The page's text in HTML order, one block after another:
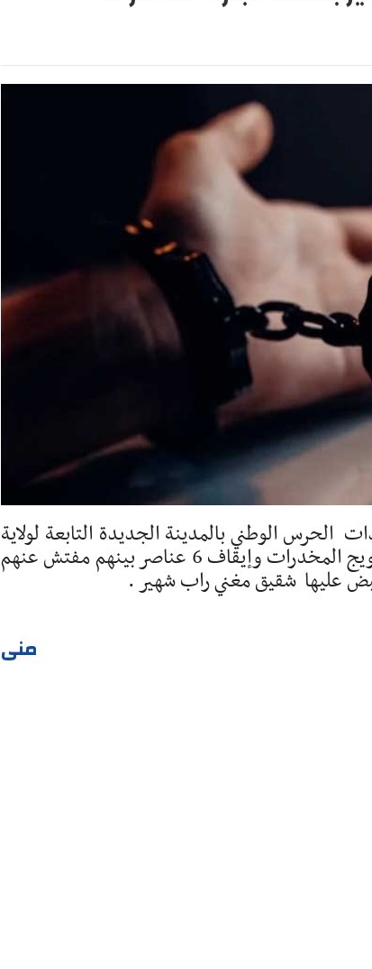
الوطني بالمدينة الجديدة التابعة لولاية
بن عروس نجحوا في الاطاحة بوفاق إجرامي خطير لترويج المخدرات وإيقاف 6 عناصر بينهم مفتش عنهم
منى